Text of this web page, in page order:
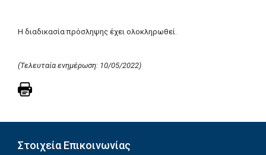
Η διαδικασία πρόσληψης έχει ολοκληρωθεί.
(Τελευταία ενημέρωση: 10/05/2022)
Στοιχεία Επικοινωνίας